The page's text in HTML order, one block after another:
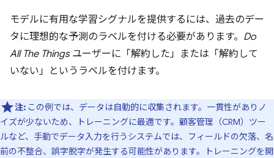
モデルに有用な学習シグナルを提供するには、過去のデー
タに理想的な予測のラベルを付ける必要があります。 Do
All The Thingsユーザーに「解約した」または「解約して
いない」というラベルを付けます。
注: この例では、データは自動的に収集されます。一貫性がありノ
イズが少ないため、トレーニングに最適です。顧客管理（CRM）ツー
ルなど、手動でデータ入力を行うシステムでは、フィールドの欠落、名
前の不整合、誤字脱字が発生する可能性があります。トレーニングを開